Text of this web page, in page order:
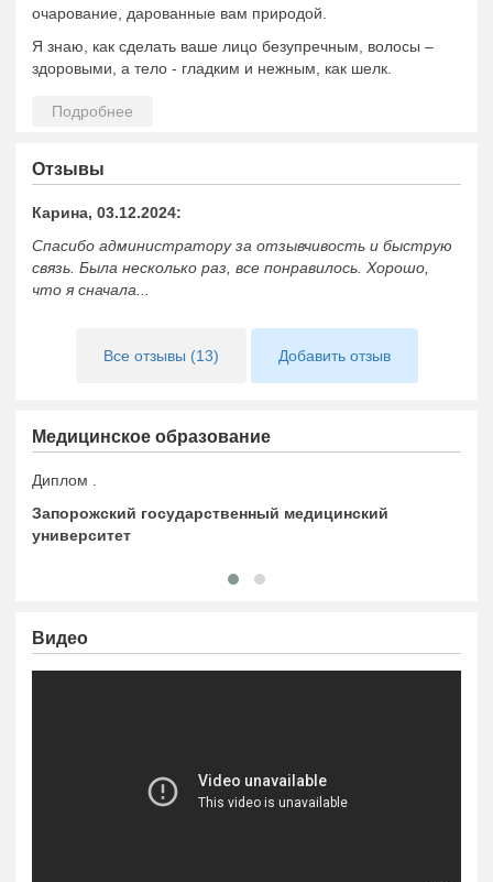
очарование, дарованные вам природой.
Я знаю, как сделать ваше лицо безупречным, волосы –
здоровыми, а тело - гладким и нежным, как шелк.
дряблость, возрастные изменения, повышенное
на теле – любую, даже самую сложную, проблему я
помогу вам решить, используя эффективные
современные процедуры и лечебно-восстановительные
В моем косметологическом салоне есть все условия для
того, чтобы вы получили удовольствие от процедур и
Отзывы
Карина, 03.12.2024:
Спасибо администратору за отзывчивость и быструю
связь. Была несколько раз, все понравилось. Хорошо,
что я сначала...
Все отзывы (13) Добавить отзыв
Медицинское образование
Диплом
Запорожский государственный медицинский
университет
Видео